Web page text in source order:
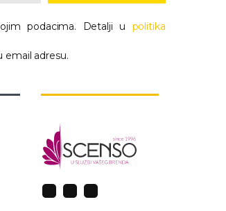
podacima. Detalji u politika
adresu.